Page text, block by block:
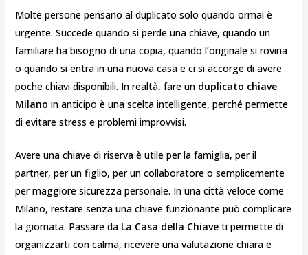
Molte persone pensano al duplicato solo quando ormai è
urgente. Succede quando si perde una chiave, quando un
familiare ha bisogno di una copia, quando l’originale si rovina
o quando si entra in una nuova casa e ci si accorge di avere
poche chiavi disponibili. In realtà, fare un duplicato chiave
Milano in anticipo è una scelta intelligente, perché permette
di evitare stress e problemi improvvisi.
Avere una chiave di riserva è utile per la famiglia, per il
partner, per un figlio, per un collaboratore o semplicemente
per maggiore sicurezza personale. In una città veloce come
Milano, restare senza una chiave funzionante può complicare
la giornata. Passare da La Casa della Chiaveti permette di
organizzarti con calma, ricevere una valutazione chiara e